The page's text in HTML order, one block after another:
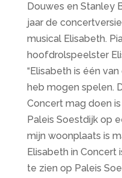
Douwes en Stanley
jaar de
musical Elisabeth.
hoofdrolspeelster
“Elisabeth is één
heb mogen spelen.
Concert mag doen
Paleis Soestdijk op
mijn woonplaats is
Elisabeth in Concert
te zien op Paleis